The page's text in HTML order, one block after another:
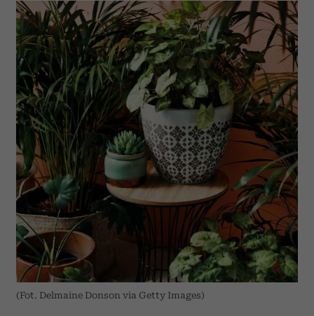
(Fot. Delmaine Donson via Getty Images)